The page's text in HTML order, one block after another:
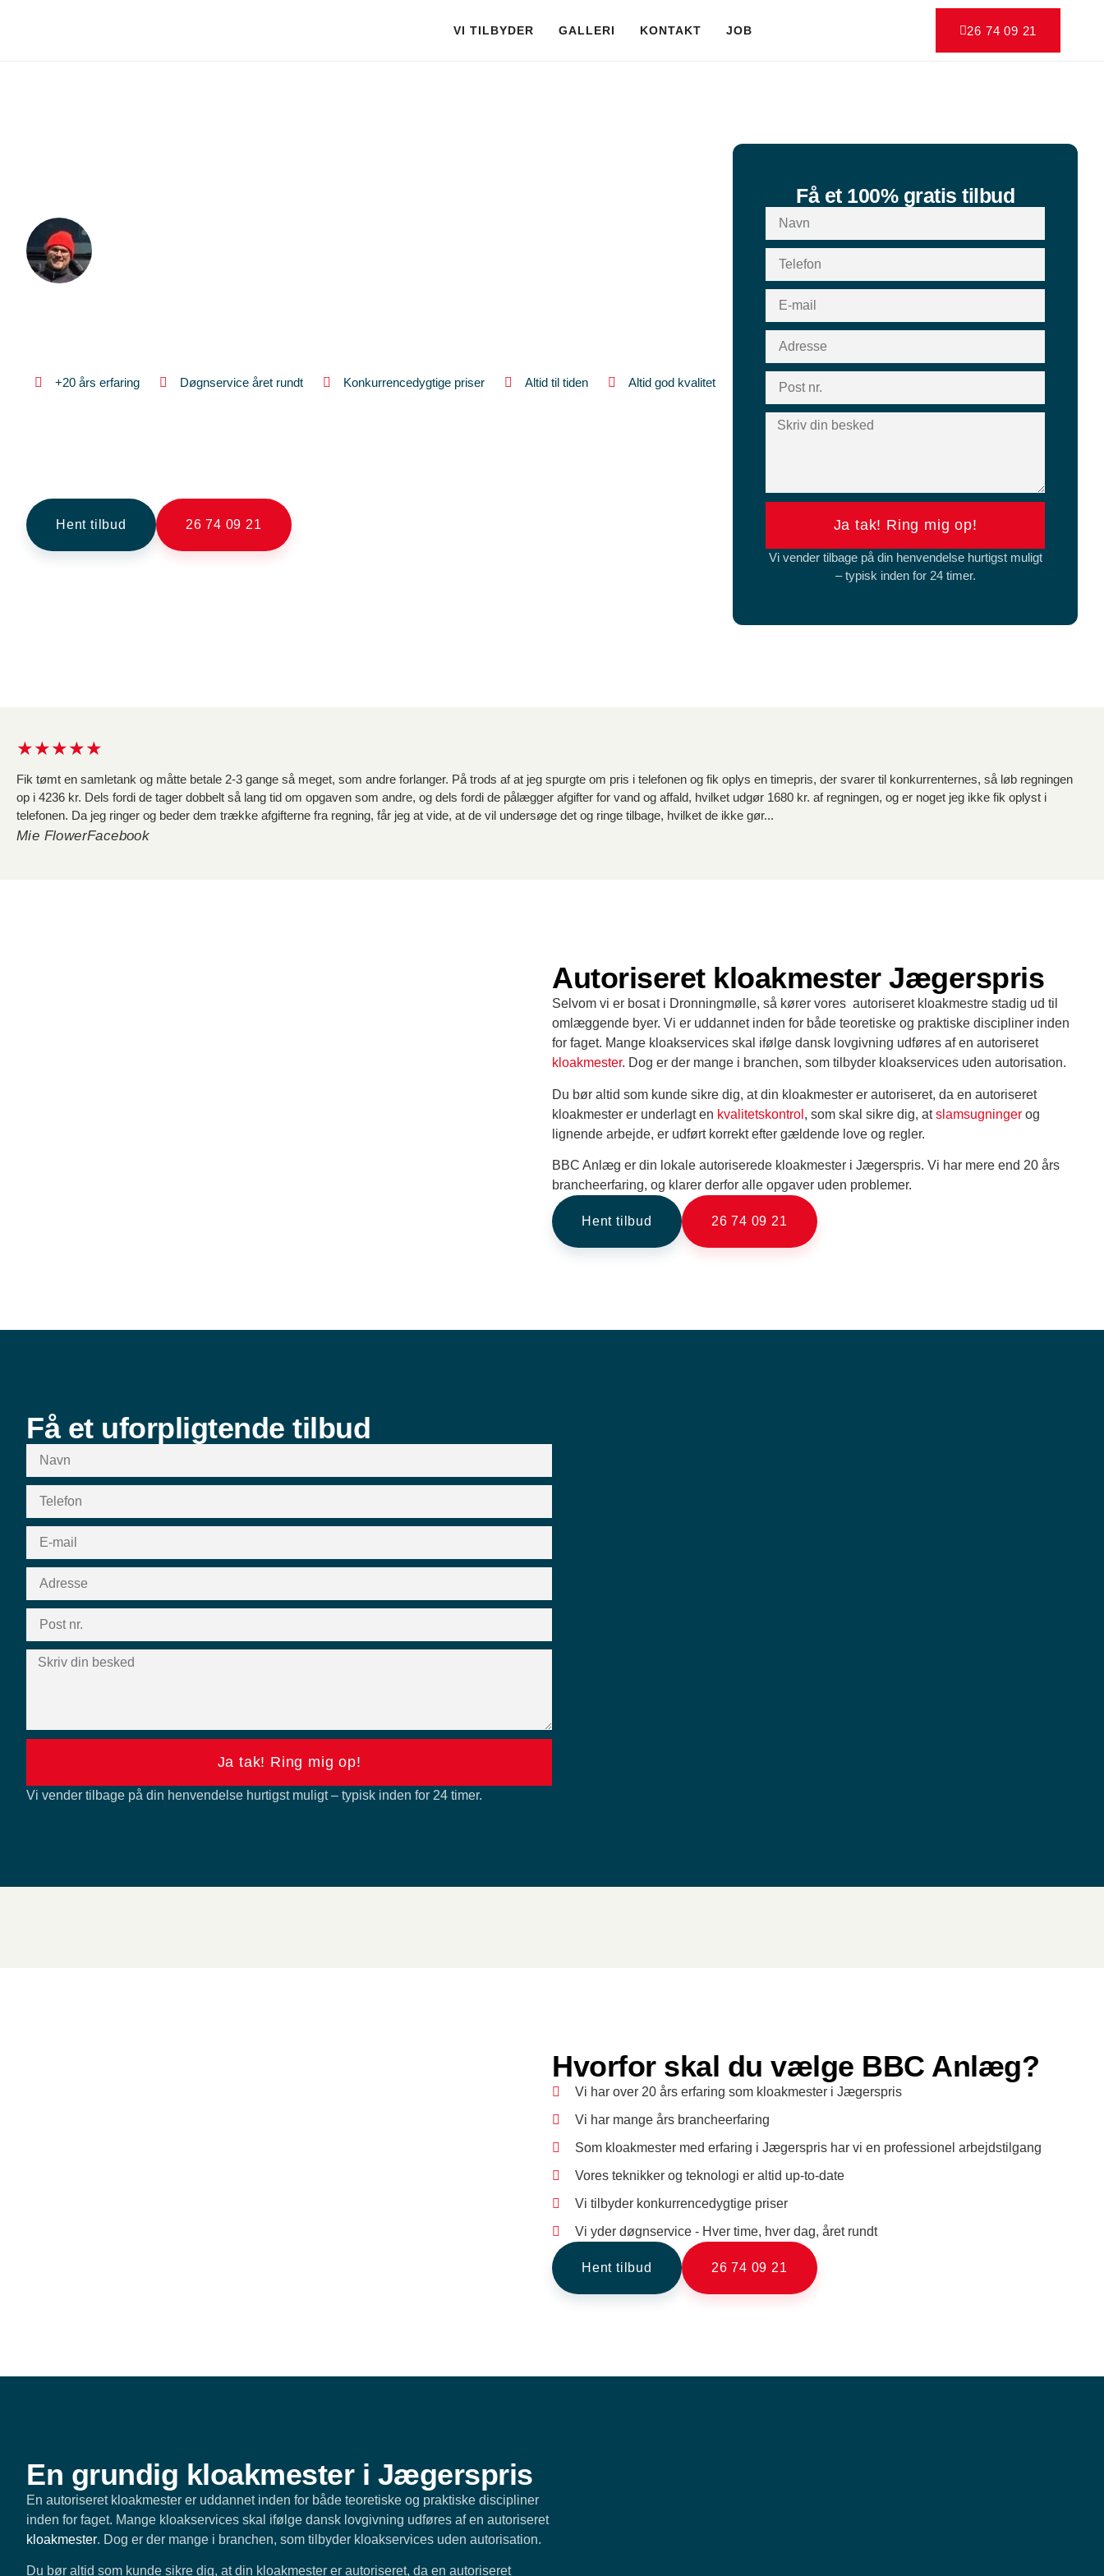
VI TILBYDER GALLERI KONTAKT JOB 26 74 09 21
+20 års erfaring Døgnservice året rundt Konkurrencedygtige priser Altid til tiden
Altid god kvalitet
Hent tilbud 26 74 09 21
Få et 100% gratis tilbud
Ja tak! Ring mig op!
Vi vender tilbage på din henvendelse hurtigst muligt
– typisk inden for 24 timer.
★★★★★
Fik tømt en samletank og måtte betale 2-3 gange så meget, som andre forlanger. På trods af at jeg spurgte om pris i telefonen og fik oplys en timepris, der svarer til konkurrenternes, så løb regningen
op i 4236 kr. Dels fordi de tager dobbelt så lang tid om opgaven som andre, og dels fordi de pålægger afgifter for vand og affald, hvilket udgør 1680 kr. af regningen, og er noget jeg ikke fik oplyst i
telefonen. Da jeg ringer og beder dem trække afgifterne fra regning, får jeg at vide, at de vil undersøge det og ringe tilbage, hvilket de ikke gør...
Mie FlowerFacebook
Autoriseret kloakmester Jægerspris
Selvom vi er bosat i Dronningmølle, så kører vores autoriseret kloakmestre stadig ud til
omlæggende byer. Vi er uddannet inden for både teoretiske og praktiske discipliner inden
for faget. Mange kloakservices skal ifølge dansk lovgivning udføres af en autoriseret
kloakmester. Dog er der mange i branchen, som tilbyder kloakservices uden autorisation.
Du bør altid som kunde sikre dig, at din kloakmester er autoriseret, da en autoriseret
kloakmester er underlagt en kvalitetskontrol , som skal sikre dig, atslamsugninger og
lignende arbejde, er udført korrekt efter gældende love og regler.
BBC Anlæg er din lokale autoriserede kloakmester i Jægerspris. Vi har mere end 20 års
brancheerfaring, og klarer derfor alle opgaver uden problemer.
Hent tilbud 26 74 09 21
Få et uforpligtende tilbud
Ja tak! Ring mig op!
Vi vender tilbage på din henvendelse hurtigst muligt – typisk inden for 24 timer.
Hvorfor skal du vælge BBC Anlæg?
Vi har over 20 års erfaring som kloakmester i Jægerspris
Vi har mange års brancheerfaring
Som kloakmester med erfaring i Jægerspris har vi en professionel arbejdstilgang
Vores teknikker og teknologi er altid up-to-date
Vi tilbyder konkurrencedygtige priser
Vi yder døgnservice - Hver time, hver dag, året rundt
Hent tilbud 26 74 09 21
En grundig kloakmester i Jægerspris
En autoriseret kloakmester er uddannet inden for både teoretiske og praktiske discipliner
inden for faget. Mange kloakservices skal ifølge dansk lovgivning udføres af en autoriseret
kloakmester. Dog er der mange i branchen, som tilbyder kloakservices uden autorisation.
Du bør altid som kunde sikre dig, at din kloakmester er autoriseret, da en autoriseret